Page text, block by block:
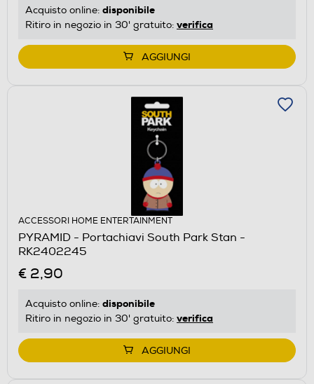
Acquisto online: disponibile
Ritiro in negozio in 30' gratuito: verifica
AGGIUNGI
ACCESSORI HOME ENTERTAINMENT
PYRAMID - Portachiavi South Park Stan -
RK2402245
€ 2,90
Acquisto online: disponibile
Ritiro in negozio in 30' gratuito: verifica
AGGIUNGI